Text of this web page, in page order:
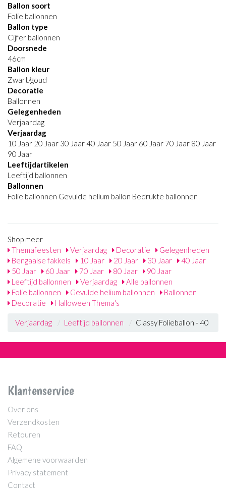
Ballon soort
Folie ballonnen
Ballon type
Cijfer ballonnen
Doorsnede
46cm
Ballon kleur
Zwart/goud
Decoratie
Ballonnen
Gelegenheden
Verjaardag
Verjaardag
10 Jaar 20 Jaar 30 Jaar 40 Jaar 50 Jaar 60 Jaar 70 Jaar 80 Jaar
90 Jaar
Leeftijdartikelen
Leeftijd ballonnen
Ballonnen
Folie ballonnen Gevulde helium ballon Bedrukte ballonnen
Shop meer
Themafeesten
Verjaardag Decoratie
Gelegenheden
Bengaalse fakkels
10 Jaar 20 Jaar 30 Jaar
40 Jaar
50 Jaar
60 Jaar 70 Jaar 80 Jaar
90 Jaar
Leeftijd ballonnen
Verjaardag
Alle ballonnen
Folie ballonnen
Gevulde helium ballonnen
Ballonnen
Decoratie
Halloween Thema's
Verjaardag Leeftijd ballonnen Classy Folieballon - 40
Klantenservice
Over ons
Verzendkosten
Retouren
FAQ
Algemene voorwaarden
Privacy statement
Contact